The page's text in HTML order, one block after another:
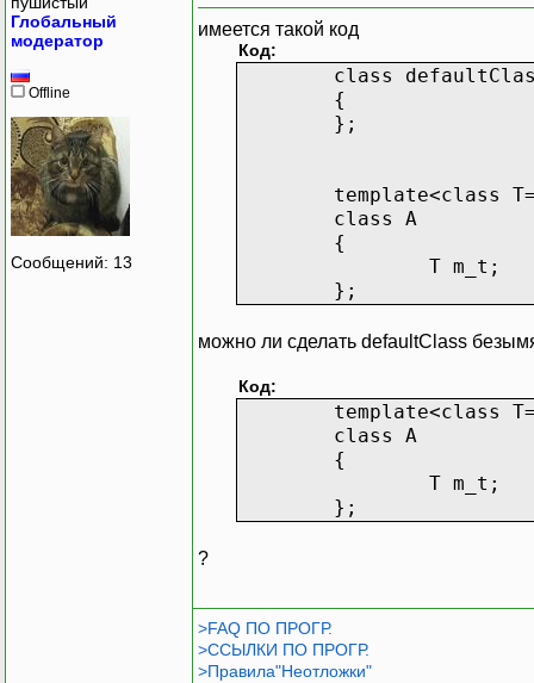
Глобальный
модератор
Offline
Сообщений: 13
имеется такой код
Код:
class
{
};
template<class
class A
{
T m_t;
};
можно ли сделать defaultClass
Код:
template<class
class A
{
T m_t;
};
?
>FAQ ПО ПРОГР.
>ССЫЛКИ ПО ПРОГР.
>Правила"Неотложки"